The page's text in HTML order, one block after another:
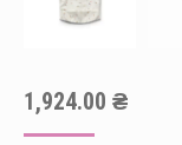
1,924.00 ₴